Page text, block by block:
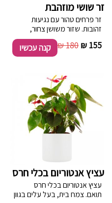
זר שושי מוזהבת
זר פרחים טהור עם נגיעות
זהובות. שזור משושן צחור,
ליזיאנטוס , חרציות וורדים
בלבן בשילוב ירק.
155 ₪
180 ₪ קנה עכשיו
עציץ אנטוריום בכלי חרס
עציץ אנטוריום בכלי חרס
תואם. צמח בית, בעל עלים בגוון